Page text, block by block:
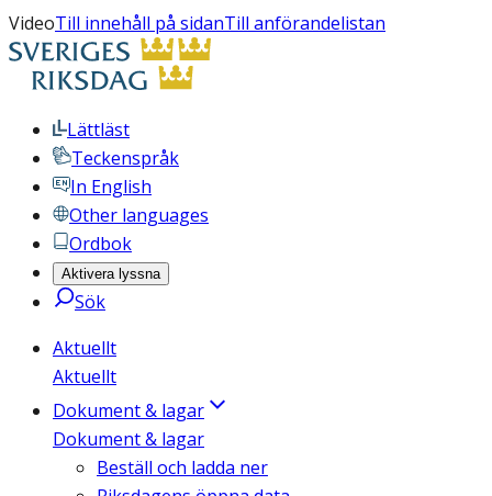
VideoTill innehåll på sidanTill anförandelistan
Lättläst
Teckenspråk
In English
Other languages
Ordbok
Aktivera lyssna
Sök
Aktuellt
Aktuellt
Dokument & lagar
Dokument & lagar
Beställ och ladda ner